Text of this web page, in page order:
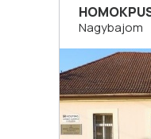
Nagybajom